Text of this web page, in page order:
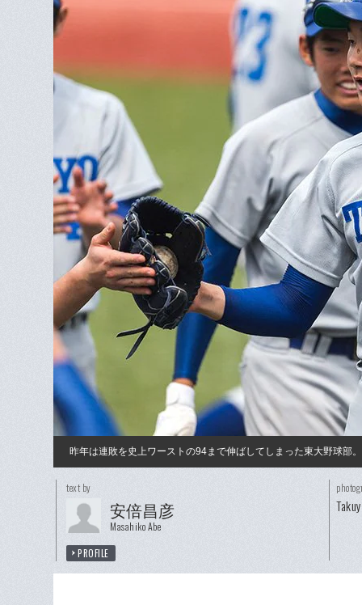
昨年は連敗を史上ワーストの94まで伸ばしてしまった東大野球部
text by
安倍昌彦
Masahiko Abe
PROFILE